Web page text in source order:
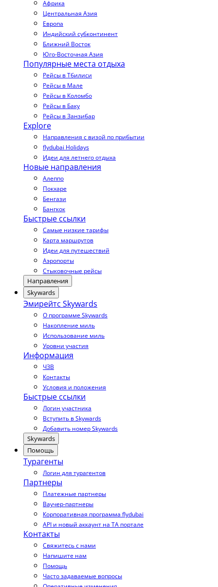
Африка
Центральная Азия
Европа
Индийский субконтинент
Ближний Восток
Юго-Восточная Азия
Популярные места отдыха
Рейсы в Тбилиси
Рейсы в Мале
Рейсы в Коломбо
Рейсы в Баку
Рейсы в Занзибар
Explore
Направления с визой по прибытии
flydubai Holidays
Идеи для летнего отдыха
Новые направления
Алеппо
Покхаре
Бенгази
Бангкок
Быстрые ссылки
Самые низкие тарифы
Карта маршрутов
Идеи для путешествий
Аэропорты
Стыковочные рейсы
Направления
Skywards
Эмирейтс Skywards
О программе Skywards
Накопление миль
Использование миль
Уровни участия
Информация
ЧЗВ
Контакты
Условия и положения
Быстрые ссылки
Логин участника
Вступить в Skywards
Добавить номер Skywards
Skywards
Помощь
Турагенты
Логин для турагентов
Партнеры
Платежные партнеры
Ваучер-партнеры
Корпоративная программа flydubai
API и новый аккаунт на TA портале
Контакты
Свяжитесь с нами
Напишите нам
Помощь
Часто задаваемые вопросы